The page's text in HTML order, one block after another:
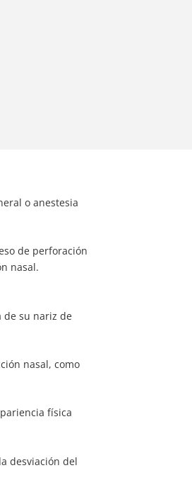
o anestesia
de perforación
nasal.
de su nariz de
nasal, como
física
desviación del